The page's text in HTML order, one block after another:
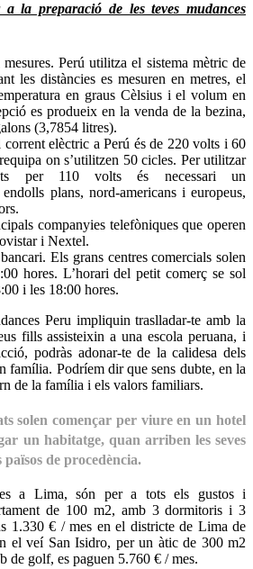
la preparació de les teves mudances
mesures. Perú utilitza el sistema mètric de
les distàncies es mesuren en metres, el
en graus Cèlsius i el volum en
es produeix en la venda de la bezina,
(3,7854 litres).
elèctric a Perú és de 220 volts i 60
on s’utilitzen 50 cicles. Per utilitzar
per 110 volts és necessari un
plans, nord-americans i europeus,
companyies telefòniques que operen
i Nextel.
Els grans centres comercials solen
hores. L’horari del petit comerç se sol
i les 18:00 hores.
Peru impliquin traslladar-te amb la
fills assisteixin a una escola peruana, i
podràs adonar-te de la calidesa dels
família. Podríem dir que sens dubte, en la
de la família i els valors familiars.
solen començar per viure en un hotel
un habitatge, quan arriben les seves
països de procedència.
a Lima, són per a tots els gustos i
de 100 m2, amb 3 dormitoris i 3
1.330 € / mes en el districte de Lima de
el veí San Isidro, per un àtic de 300 m2
de golf, es paguen 5.760 € / mes.